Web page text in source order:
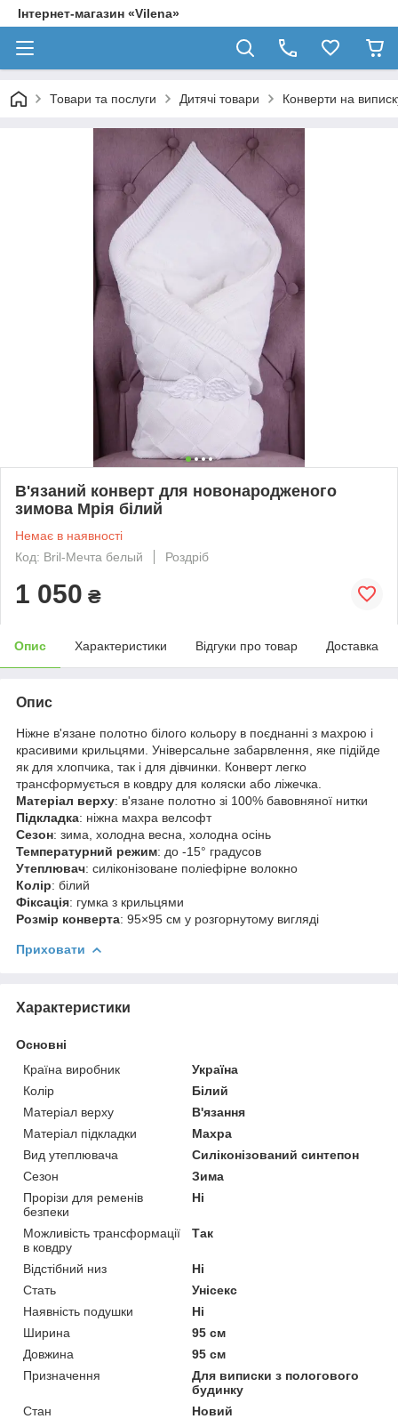
Інтернет-магазин «Vilena»
Товари та послуги Дитячі товари Конверти на
В'язаний конверт для новонародженого
зимова Мрія білий
Немає в наявності
Код: Bril-Мечта белый
Роздріб
1 050 ₴
Опис Характеристики Відгуки про товар Доставка
Опис
Ніжне в'язане полотно білого кольору в поєднанні з махрою і
красивими крильцями. Універсальне забарвлення, яке підійде
як для хлопчика, так і для дівчинки. Конверт легко
трансформується в ковдру для коляски або ліжечка.
Матеріал верху: в'язане полотно зі 100% бавовняної нитки
Підкладка: ніжна махра велсофт
Сезон: зима, холодна весна, холодна осінь
Температурний режим: до -15° градусов
Утеплювач: силіконізоване поліефірне волокно
Колір: білий
Фіксація: гумка з крильцями
Розмір конверта: 95×95 см у розгорнутому вигляді
Приховати
Характеристики
Основні
Країна виробник
Україна
Колір
Білий
Матеріал верху
В'язання
Матеріал підкладки
Махра
Вид утеплювача
Силіконізований синтепон
Сезон
Зима
Прорізи для ременів
безпеки
Ні
Можливість трансформації
в ковдру
Так
Відстібний низ
Ні
Стать
Унісекс
Наявність подушки
Ні
Ширина
95 см
Довжина
95 см
Призначення
Для виписки з пологового
будинку
Стан
Новий